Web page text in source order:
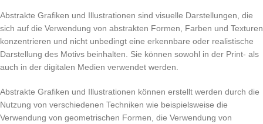
Abstrakte Grafiken und Illustrationen sind visuelle Darstellungen, die
sich auf die Verwendung von abstrakten Formen, Farben und Texturen
konzentrieren und nicht unbedingt eine erkennbare oder realistische
Darstellung des Motivs beinhalten. Sie können sowohl in der Print- als
auch in der digitalen Medien verwendet werden.
Abstrakte Grafiken und Illustrationen können erstellt werden durch die
Nutzung von verschiedenen Techniken wie beispielsweise die
Verwendung von geometrischen Formen, die Verwendung von